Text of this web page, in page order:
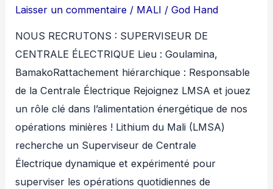
H/F
Laisser un commentaire / MALI /God Hand
NOUS RECRUTONS : SUPERVISEUR DE
CENTRALE ÉLECTRIQUE Lieu : Goulamina,
BamakoRattachement hiérarchique : Responsable
de la Centrale Électrique Rejoignez LMSA et jouez
un rôle clé dans l’alimentation énergétique de nos
opérations minières ! Lithium du Mali (LMSA)
recherche un Superviseur de Centrale
Électrique dynamique et expérimenté pour
superviser les opérations quotidiennes de